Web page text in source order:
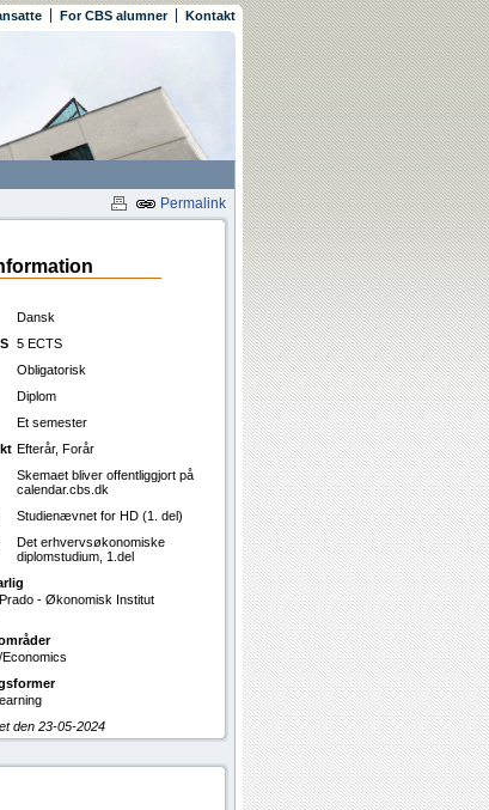
For CBS alumner Kontakt
Permalink
Dansk
5 ECTS
Obligatorisk
Diplom
Et semester
Efterår, Forår
Skemaet bliver offentliggjort på
calendar.cbs.dk
Studienævnet for HD (1. del)
Det erhvervsøkonomiske
diplomstudium, 1.del
- Økonomisk Institut
den 23-05-2024